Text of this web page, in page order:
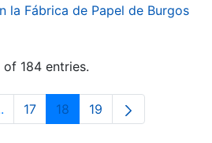
la Fábrica de Papel de Burgos
of 184 entries.
Pages Use TAB to
Page
17 Page
18 Page
19